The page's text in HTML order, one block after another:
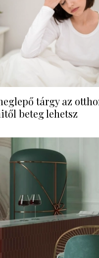
tárgy az
beteg lehetsz